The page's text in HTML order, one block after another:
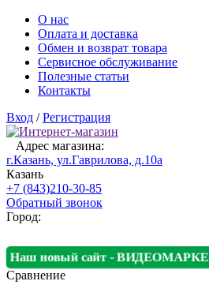
О нас
Оплата и доставка
Обмен и возврат товара
Сервисное обслуживание
Полезные статьи
Контакты
Вход /Регистрация
Адрес магазина:
г.Казань, ул.Гаврилова, д.10а
Казань
+7 (843)210-30-85
Обратный звонок
Город:
Наш новый сайт -
Сравнение